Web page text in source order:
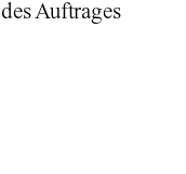
Auftrages